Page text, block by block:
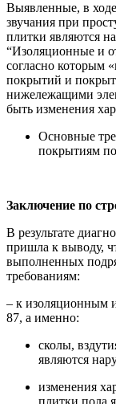
Выявленные, в
звучания при
плитки являются
“Изоляционные и
согласно которым
покрытий и
нижележащими
быть изменения
Основные
покрытиям
Заключение по
В результате
пришла к выводу,
выполненных
требованиям:
– к изоляционным
87, а именно:
сколы,
являются
изменения
плитки пола